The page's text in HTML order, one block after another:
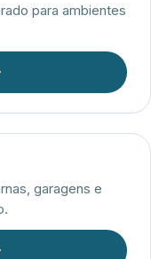
para ambientes
garagens e